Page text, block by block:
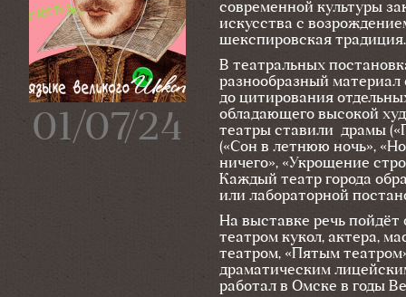
01/07/24
современной культуры
искусства с
шекспировская традиция.
В театральных
разнообразный
до цитирования
обладающего высокой
театры ставили драмы
(«Сон в летнюю ночь»,
ничего», «Укрощение
Каждый театр города
или лабораторной
На выставке речь
театром кукол, актера,
театром, «Пятым
драматическим
работал в Омске в годы